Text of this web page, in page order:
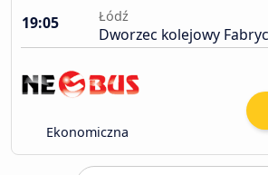
19:05
Łódź
Dworzec kolejowy
Ekonomiczna